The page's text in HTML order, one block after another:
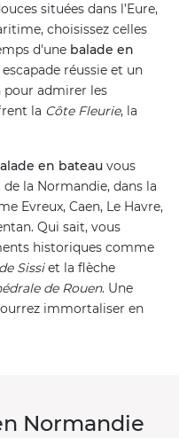
situées dans l’Eure,
choisissez celles
d'une balade en
réussie et un
admirer les
la Côte Fleurie, la
en bateau vous
la Normandie, dans la
Evreux, Caen, Le Havre,
Qui sait, vous
historiques comme
Sissiet la flèche
de Rouen. Une
immortaliser en
Normandie